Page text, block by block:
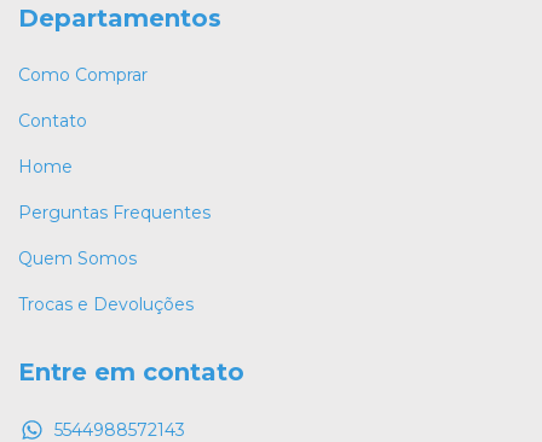
Departamentos
Como Comprar
Contato
Home
Perguntas Frequentes
Quem Somos
Trocas e Devoluções
Entre em contato
5544988572143